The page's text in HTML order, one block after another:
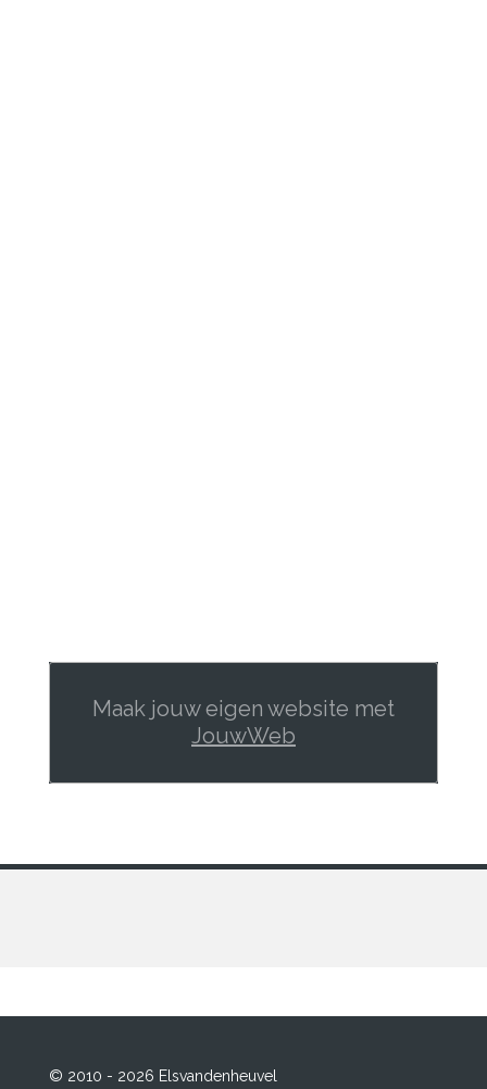
Maak jouw eigen website met
JouwWeb
© 2010 - 2026 Elsvandenheuvel